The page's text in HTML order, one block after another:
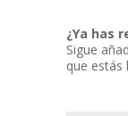
¿Ya has
Sigue
que estás